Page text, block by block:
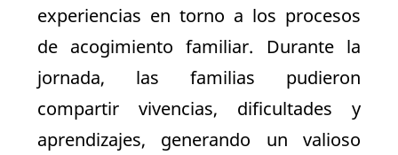
experiencias en torno a los procesos
de acogimiento familiar. Durante la
jornada, las familias pudieron
compartir vivencias, dificultades y
aprendizajes, generando un valioso